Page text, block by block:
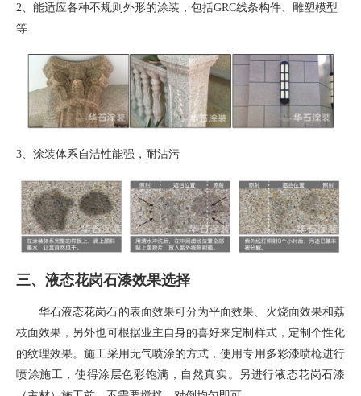
2、 能适应各种不规则外形的涂装，包括GRC线条构件、雕塑模型
等
3、 涂装体系自洁性能强，耐沾污
三、液态花岗石漆效果选择
华石液态花岗石的表面效果可分为平面效果、火烧面效果和荔
枝面效果，另外也可根据业主自身的喜好来定制样式，定制个性化
的纹理效果。施工采用无气喷涂的方式，使用专用多彩漆喷枪进行
喷涂施工，使得涂层色彩饱满，自然真实。另进行液态花岗石漆